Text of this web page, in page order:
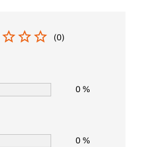
(0)
0 %
0 %